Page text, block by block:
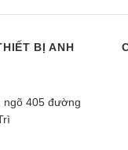
BỊ ANH
ngõ 405 đường